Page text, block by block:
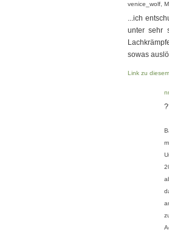
venice_wolf,
...ich
unter sehr
sowas
Link zu